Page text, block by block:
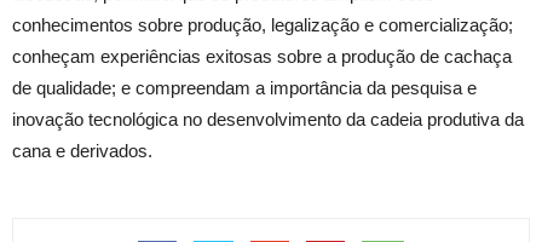
conhecimentos sobre produção, legalização e comercialização;
conheçam experiências exitosas sobre a produção de cachaça
de qualidade; e compreendam a importância da pesquisa e
inovação tecnológica no desenvolvimento da cadeia produtiva da
cana e derivados.